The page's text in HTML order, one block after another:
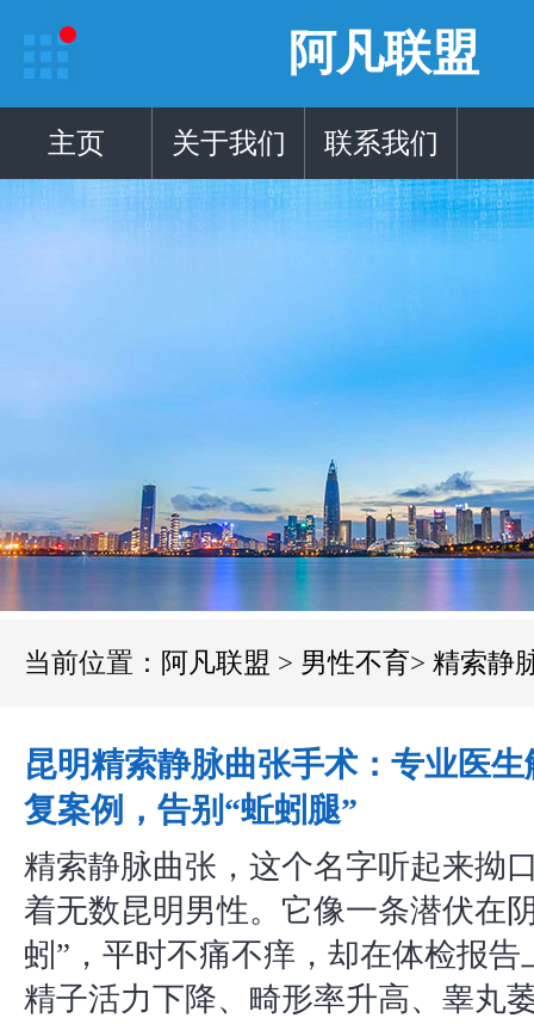
阿凡联盟
主页 关于我们 联系我们
当前位置： 阿凡联盟 > 男性不育> 精索静
昆明精索静脉曲张手术：专业医
复案例，告别“蚯蚓腿”
精索静脉曲张，这个名字听起来拗
着无数昆明男性。它像一条潜伏在
蚓”，平时不痛不痒，却在体检报告
精子活力下降、畸形率升高、睾